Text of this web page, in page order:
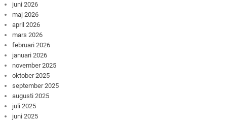
juni 2026
maj 2026
april 2026
mars 2026
februari 2026
januari 2026
november 2025
oktober 2025
september 2025
augusti 2025
juli 2025
juni 2025